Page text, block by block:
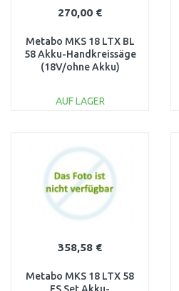
270,00 €
Metabo MKS 18 LTX BL
58 Akku-Handkreissäge
(18V/ohne Akku)
AUF LAGER
Vergleichen
358,58 €
Metabo MKS 18 LTX 58